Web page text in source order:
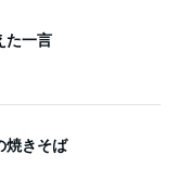
た一言
焼きそば